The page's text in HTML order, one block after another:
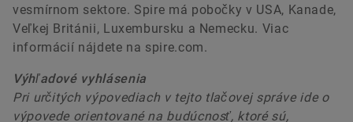
vesmírnom sektore. Spire má pobočky v USA, Kanade,
Veľkej Británii, Luxembursku a Nemecku. Viac
informácií nájdete na spire.com.
Výhľadové vyhlásenia
Pri určitých výpovediach v tejto tlačovej správe ide o
výpovede orientované na budúcnosť, ktoré sú,